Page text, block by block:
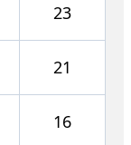
23
21
16